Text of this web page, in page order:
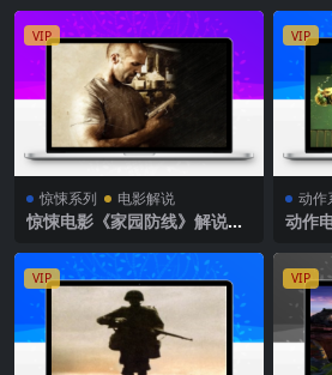
VIP
惊悚系列 电影解说
惊悚电影《家园防线》解说文
VIP
动作
动作
VIP VIP